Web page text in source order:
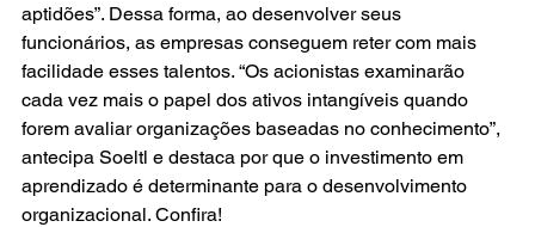
aptidões”. Dessa forma, ao desenvolver seus
funcionários, as empresas conseguem reter com mais
facilidade esses talentos. “Os acionistas examinarão
cada vez mais o papel dos ativos intangíveis quando
forem avaliar organizações baseadas no conhecimento”,
antecipa Soeltl e destaca por que o investimento em
aprendizado é determinante para o desenvolvimento
organizacional. Confira!